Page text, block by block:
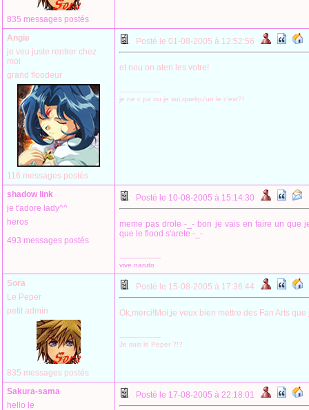
835 messages postés
Angie
je veu juste rentrer chez
moi
grand floodeur
116 messages postés
Posté le 01-08-2005 à 12:52:56
et nou on aten les votre!
--------------------
je ne c pa ou je sui,quelqu'un le c'est?!
shadow link
je t'adore lady^^
heros
493 messages postés
Posté le 10-08-2005 à 15:14:30
meme pas drole -_- bon je vais en faire un que
que le flood s'arete -_-
--------------------
vive naruto
Sora
Le Peper
petit admin
835 messages postés
Posté le 15-08-2005 à 17:36:44
Ok,merci!Moi,je veux bien mettre des Fan Arts
--------------------
Je suis le Peper ?!?
Sakura-sama
hello le
Posté le 17-08-2005 à 22:18:01